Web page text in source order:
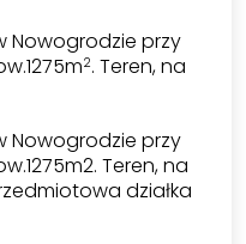
Nowogrodzie przy
2. Teren, na
Nowogrodzie przy
Teren, na
działka